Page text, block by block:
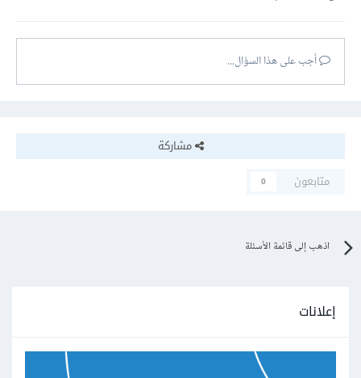
أجب على هذا السؤال...
مشاركة
متابعون
0
اذهب إلى قائمة الأسئلة
إعلانات